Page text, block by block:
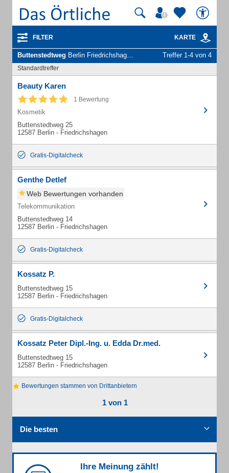
FILTER KARTE
Buttenstedtweg Berlin Friedrichshagen - Unternehmen und Personen Treffer 1-4 von 4
Standardtreffer
Beauty Karen
1 Bewertung
Kosmetik
Buttenstedtweg 25
12587 Berlin - Friedrichshagen
Gratis-Digitalcheck
Genthe Detlef
Web Bewertungen vorhanden
Telekommunikation
Buttenstedtweg 14
12587 Berlin - Friedrichshagen
Gratis-Digitalcheck
Kossatz P.
Buttenstedtweg 15
12587 Berlin - Friedrichshagen
Gratis-Digitalcheck
Kossatz Peter Dipl.-Ing. u. Edda Dr.med.
Buttenstedtweg 15
12587 Berlin - Friedrichshagen
Bewertungen stammen von Drittanbietern
1 von 1
Die besten
Ihre Meinung zählt!